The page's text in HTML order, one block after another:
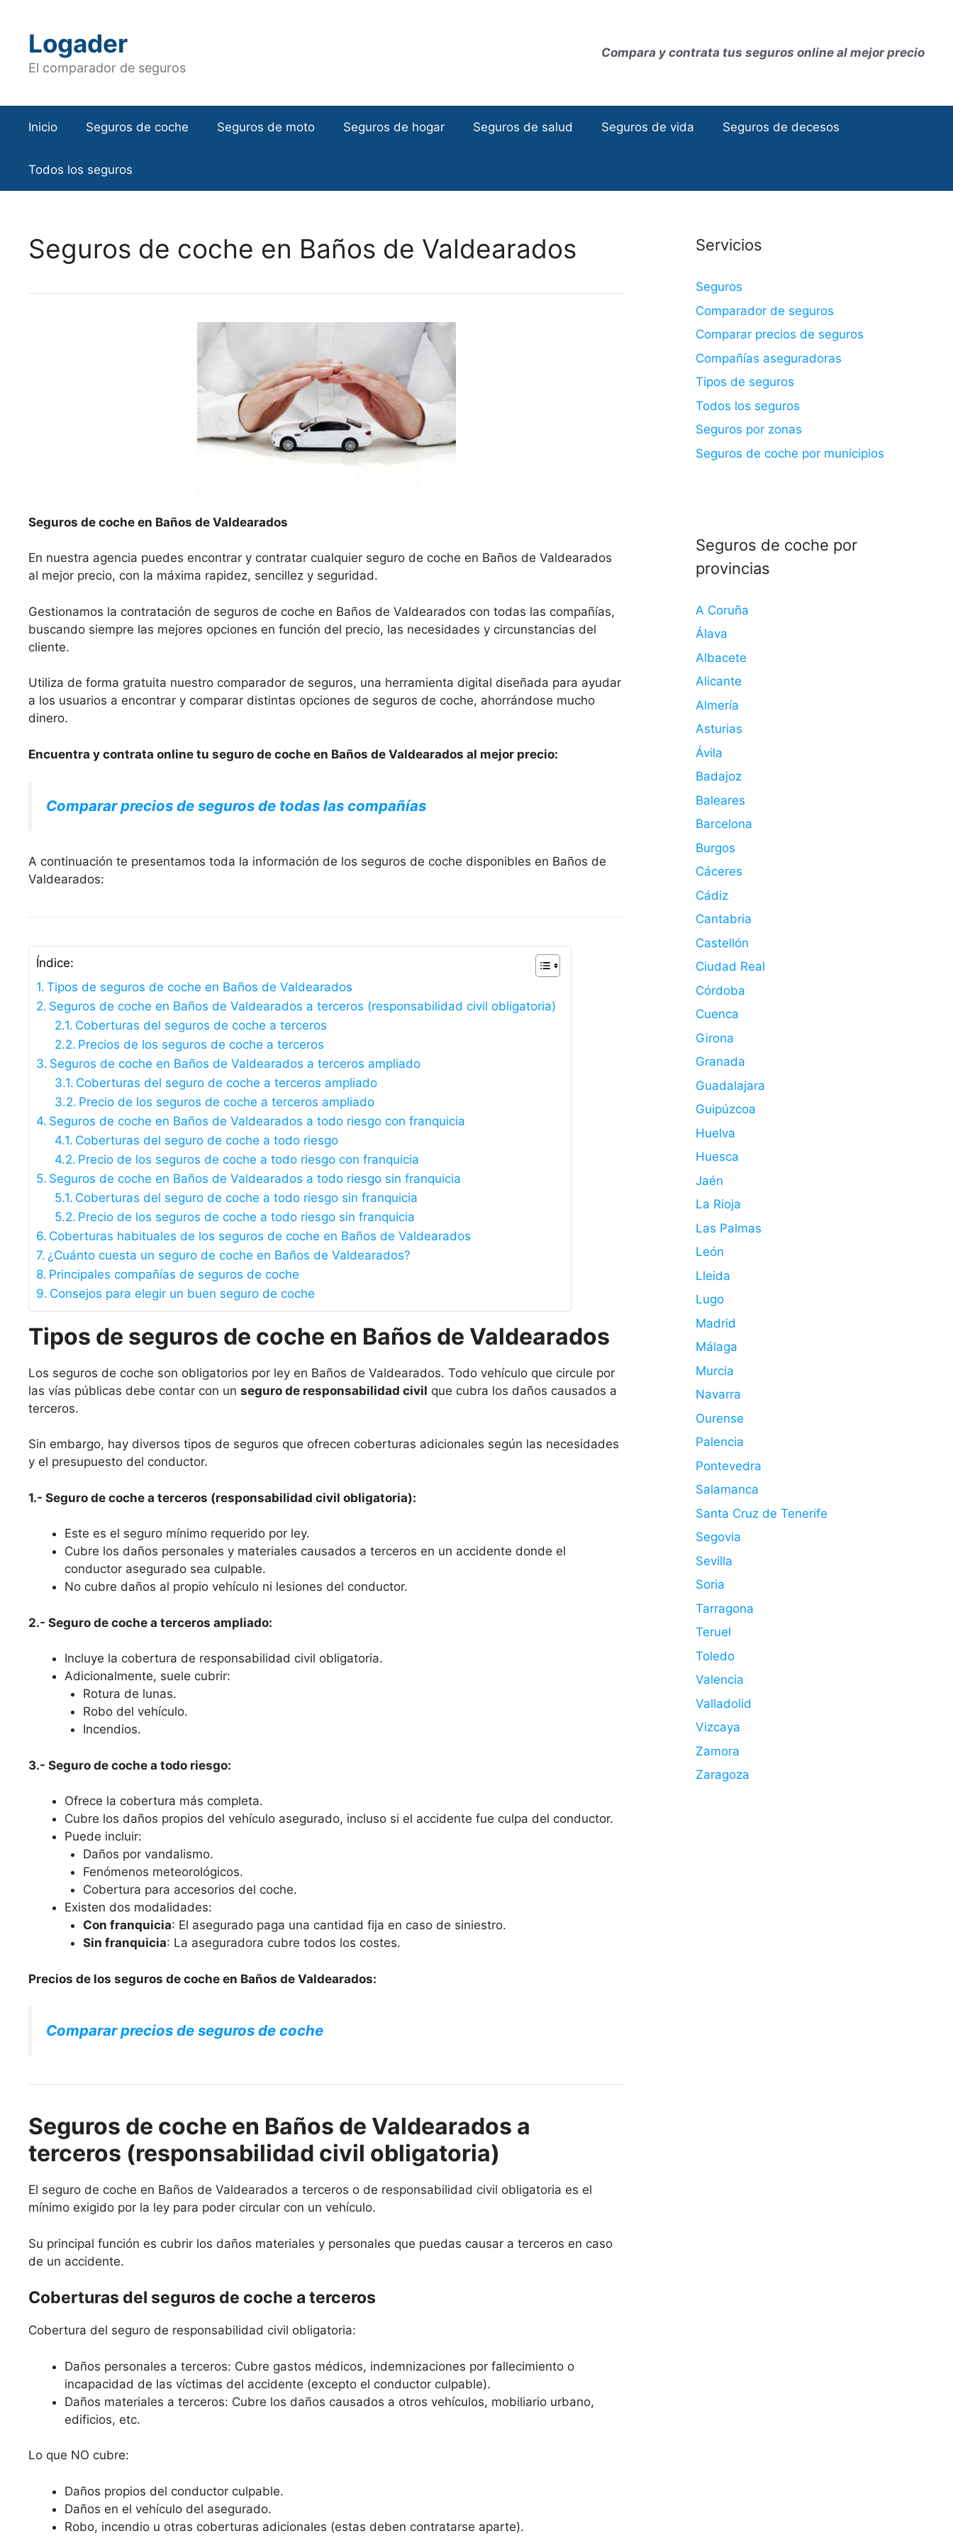
contenidoLogader
El comparador de seguros
Compara y contrata tus seguros online al mejor precio
Inicio Seguros de coche Seguros de moto Seguros de hogar Seguros de salud Seguros de vida Seguros de decesos
Todos los seguros
Seguros de coche en Baños de Valdearados
Seguros de coche en Baños de Valdearados
En nuestra agencia puedes encontrar y contratar cualquier seguro de coche en Baños de Valdearados
al mejor precio, con la máxima rapidez, sencillez y seguridad.
Gestionamos la contratación de seguros de coche en Baños de Valdearados con todas las compañías,
buscando siempre las mejores opciones en función del precio, las necesidades y circunstancias del
cliente.
Utiliza de forma gratuita nuestro comparador de seguros, una herramienta digital diseñada para ayudar
a los usuarios a encontrar y comparar distintas opciones de seguros de coche, ahorrándose mucho
dinero.
Encuentra y contrata online tu seguro de coche en Baños de Valdearados al mejor precio:
Comparar precios de seguros de todas las compañías
A continuación te presentamos toda la información de los seguros de coche disponibles en Baños de
Valdearados:
Índice:
Tipos de seguros de coche en Baños de Valdearados
Seguros de coche en Baños de Valdearados a terceros (responsabilidad civil obligatoria)
Coberturas del seguros de coche a terceros
Precios de los seguros de coche a terceros
Seguros de coche en Baños de Valdearados a terceros ampliado
Coberturas del seguro de coche a terceros ampliado
Precio de los seguros de coche a terceros ampliado
Seguros de coche en Baños de Valdearados a todo riesgo con franquicia
Coberturas del seguro de coche a todo riesgo
Precio de los seguros de coche a todo riesgo con franquicia
Seguros de coche en Baños de Valdearados a todo riesgo sin franquicia
Coberturas del seguro de coche a todo riesgo sin franquicia
Precio de los seguros de coche a todo riesgo sin franquicia
Coberturas habituales de los seguros de coche en Baños de Valdearados
¿Cuánto cuesta un seguro de coche en Baños de Valdearados?
Principales compañías de seguros de coche
Consejos para elegir un buen seguro de coche
Tipos de seguros de coche en Baños de Valdearados
Los seguros de coche son obligatorios por ley en Baños de Valdearados. Todo vehículo que circule por
las vías públicas debe contar con un seguro de responsabilidad civil que cubra los daños causados a
terceros.
Sin embargo, hay diversos tipos de seguros que ofrecen coberturas adicionales según las necesidades
y el presupuesto del conductor.
1.- Seguro de coche a terceros (responsabilidad civil obligatoria):
Este es el seguro mínimo requerido por ley.
Cubre los daños personales y materiales causados a terceros en un accidente donde el
conductor asegurado sea culpable.
No cubre daños al propio vehículo ni lesiones del conductor.
2.- Seguro de coche a terceros ampliado:
Incluye la cobertura de responsabilidad civil obligatoria.
Adicionalmente, suele cubrir:
Rotura de lunas.
Robo del vehículo.
Incendios.
3.- Seguro de coche a todo riesgo:
Ofrece la cobertura más completa.
Cubre los daños propios del vehículo asegurado, incluso si el accidente fue culpa del conductor.
Puede incluir:
Daños por vandalismo.
Fenómenos meteorológicos.
Cobertura para accesorios del coche.
Existen dos modalidades:
Con franquicia: El asegurado paga una cantidad fija en caso de siniestro.
Sin franquicia: La aseguradora cubre todos los costes.
Precios de los seguros de coche en Baños de Valdearados:
Comparar precios de seguros de coche
Seguros de coche en Baños de Valdearados a
terceros (responsabilidad civil obligatoria)
El seguro de coche en Baños de Valdearados a terceros o de responsabilidad civil obligatoria es el
mínimo exigido por la ley para poder circular con un vehículo.
Su principal función es cubrir los daños materiales y personales que puedas causar a terceros en caso
de un accidente.
Coberturas del seguros de coche a terceros
Cobertura del seguro de responsabilidad civil obligatoria:
Daños personales a terceros: Cubre gastos médicos, indemnizaciones por fallecimiento o
incapacidad de las víctimas del accidente (excepto el conductor culpable).
Daños materiales a terceros: Cubre los daños causados a otros vehículos, mobiliario urbano,
edificios, etc.
Lo que NO cubre:
Daños propios del conductor culpable.
Daños en el vehículo del asegurado.
Robo, incendio u otras coberturas adicionales (estas deben contratarse aparte).
Servicios
Seguros
Comparador de seguros
Comparar precios de seguros
Compañías aseguradoras
Tipos de seguros
Todos los seguros
Seguros por zonas
Seguros de coche por municipios
Seguros de coche por
provincias
A Coruña
Álava
Albacete
Alicante
Almería
Asturias
Ávila
Badajoz
Baleares
Barcelona
Burgos
Cáceres
Cádiz
Cantabria
Castellón
Ciudad Real
Córdoba
Cuenca
Girona
Granada
Guadalajara
Guipúzcoa
Huelva
Huesca
Jaén
La Rioja
Las Palmas
León
Lleida
Lugo
Madrid
Málaga
Murcia
Navarra
Ourense
Palencia
Pontevedra
Salamanca
Santa Cruz de Tenerife
Segovia
Sevilla
Soria
Tarragona
Teruel
Toledo
Valencia
Valladolid
Vizcaya
Zamora
Zaragoza